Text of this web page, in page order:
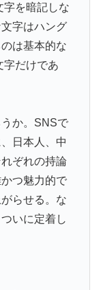
ング検査をすり
…」→「恥ずか
【海外の反
若い頃がこれか
が山積みなのに
穴…？
字を暗記しな
字はハング
は基本的な
字だけであ
か。SNSで
日本人、中
ぞれの持論
つ魅力的で
らせる。な
いに定着し